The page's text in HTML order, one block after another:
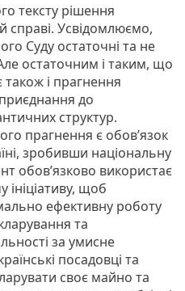
тексту рішення
справі. Усвідомлюємо,
Суду остаточні та не
остаточним і таким, що
і прагнення
до
структур.
прагнення є обов’язок
зробивши національну
обов’язково використає
ініціативу, щоб
ефективну роботу
та
за умисне
посадовці та
своє майно та